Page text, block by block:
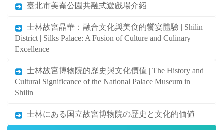
臺北市美崙公園共融式遊戲場介紹
士林故宮晶華：融合文化與美食的饗宴體驗 | Shilin
District | Silks Palace: A Fusion of Culture and Culinary
Excellence
士林故宮博物院的歷史與文化價值 | The History and
Cultural Significance of the National Palace Museum in
Shilin
士林にある国立故宮博物院の歴史と文化的価値